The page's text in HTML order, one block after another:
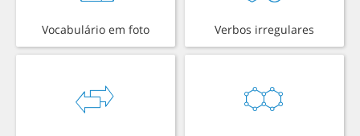
Vocabulário em foto Verbos irregulares